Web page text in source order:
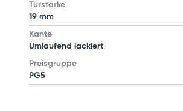
Türstärke
19 mm
Kante
Umlaufend lackiert
Preisgruppe
PG5